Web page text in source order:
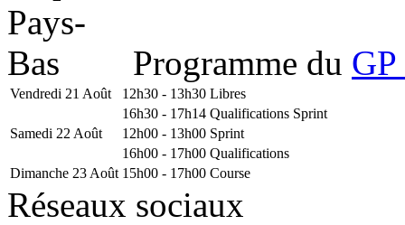
Programme du
Vendredi 21 Août 12h30 - 13h30 Libres
16h30 - 17h14 Qualifications Sprint
Samedi 22 Août
12h00 - 13h00 Sprint
16h00 - 17h00 Qualifications
Dimanche 23 Août 15h00 - 17h00 Course
Réseaux sociaux